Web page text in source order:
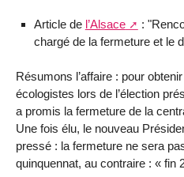
Article de l’Alsace
:
chargé de la fermeture et le
Résumons l’affaire : pour
écologistes lors de l’élection
a promis la fermeture de la
Une fois élu, le nouveau
pressé : la fermeture ne sera
quinquennat, au contraire : « fin